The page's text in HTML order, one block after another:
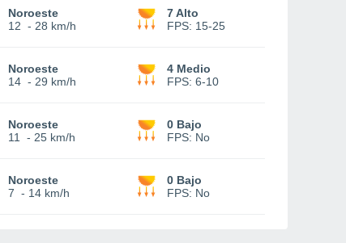
Noroeste
12 - 28 km/h
7 Alto
FPS: 15-25
Noroeste
14 - 29 km/h
4 Medio
FPS: 6-10
Noroeste
11
- 25 km/h
0 Bajo
FPS: No
Noroeste
7 - 14 km/h
0 Bajo
FPS: No